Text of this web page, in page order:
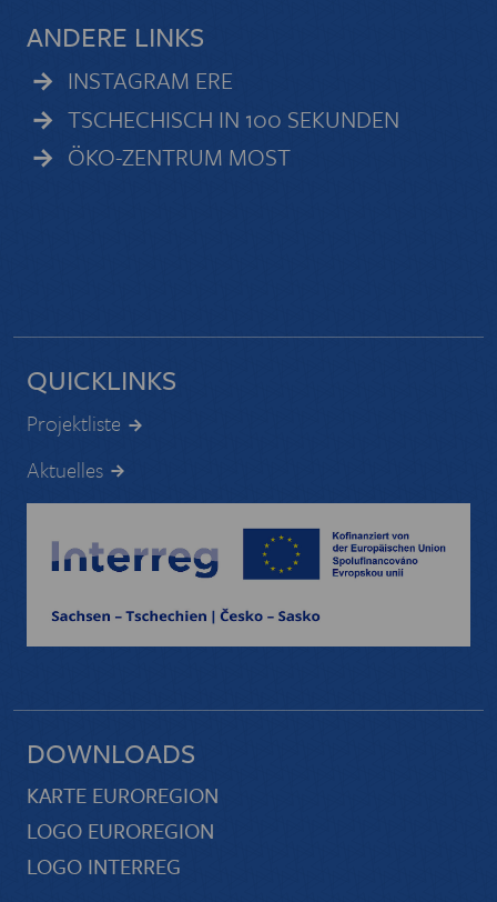
ANDERE LINKS
INSTAGRAM ERE
TSCHECHISCH IN 100 SEKUNDEN
ÖKO-ZENTRUM MOST
QUICKLINKS
Projektliste
Aktuelles
DOWNLOADS
KARTE EUROREGION
LOGO EUROREGION
LOGO INTERREG